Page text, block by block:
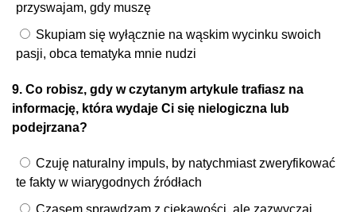
przyswajam, gdy muszę
Skupiam się wyłącznie na wąskim wycinku swoich
pasji, obca tematyka mnie nudzi
9. Co robisz, gdy w czytanym artykule trafiasz na
informację, która wydaje Ci się nielogiczna lub
podejrzana?
Czuję naturalny impuls, by natychmiast zweryfikować
te fakty w wiarygodnych źródłach
Czasem sprawdzam z ciekawości, ale zazwyczaj